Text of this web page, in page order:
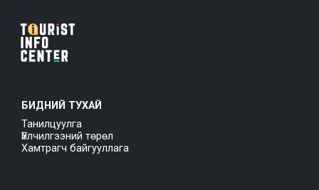
БИДНИЙ ТУХАЙ
Танилцуулга
Үйлчилгээний төрөл
Хамтрагч байгууллага